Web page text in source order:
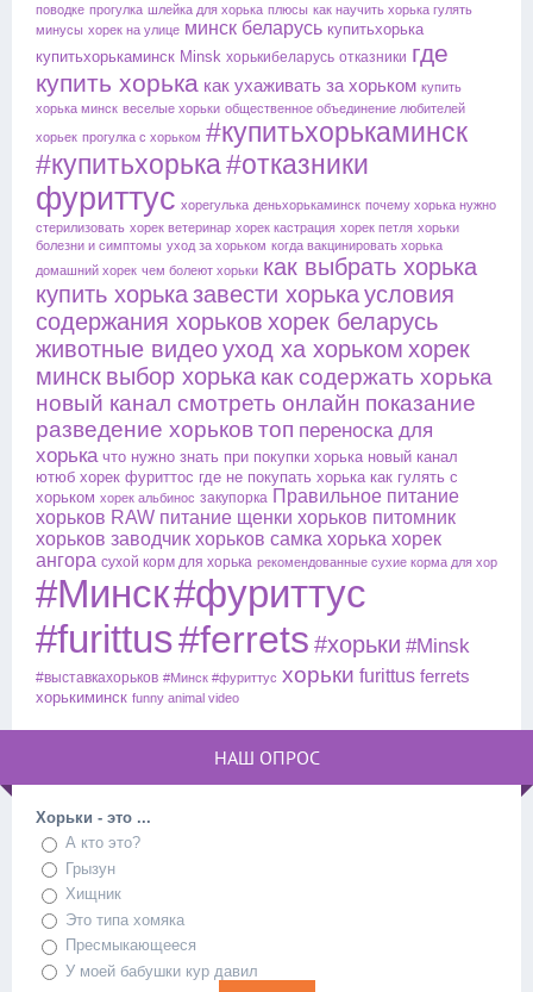
поводке прогулка шлейка для хорька плюсы как научить хорька гулять
минусы хорек на улице минск беларусь купитьхорька
купитьхорькаминск Minsk хорькибеларусь отказники где
купить хорька как ухаживать за хорьком купить
хорька минск веселые хорьки общественное объединение любителей
хорьек прогулка с хорьком #купитьхорькаминск
#купитьхорька#отказники
фуриттус хорегулька деньхорькаминск почему хорька нужно
стерилизовать хорек ветеринар хорек кастрация хорек петля хорьки
болезни и симптомы уход за хорьком когда вакцинировать хорька
домашний хорек чем болеют хорьки как выбрать хорька
купить хорьказавести хорькаусловия
содержания хорьков хорек беларусь
животные видеоуход ха хорьком хорек
минск выбор хорька как содержать хорька
новый канал смотреть онлайн показание
разведение хорьковтоп переноска для
хорька что нужно знать при покупки хорька новый канал
ютюб хорек фуриттос где не покупать хорька как гулять с
хорьком хорек альбинос закупорка Правильное питание
хорьков RAW питание щенки хорьков питомник
хорьков заводчик хорьков самка хорька хорек
ангора сухой корм для хорька рекомендованные сухие корма для хор
#Минск#фуриттус
#furittus#ferrets #хорьки #Minsk
#выставкахорьков #Минск #фуриттус хорьки furittus ferrets
хорькиминск funny animal video
НАШ ОПРОС
Хорьки - это ...
А кто это?
Грызун
Хищник
Это типа хомяка
Пресмыкающееся
У моей бабушки кур давил